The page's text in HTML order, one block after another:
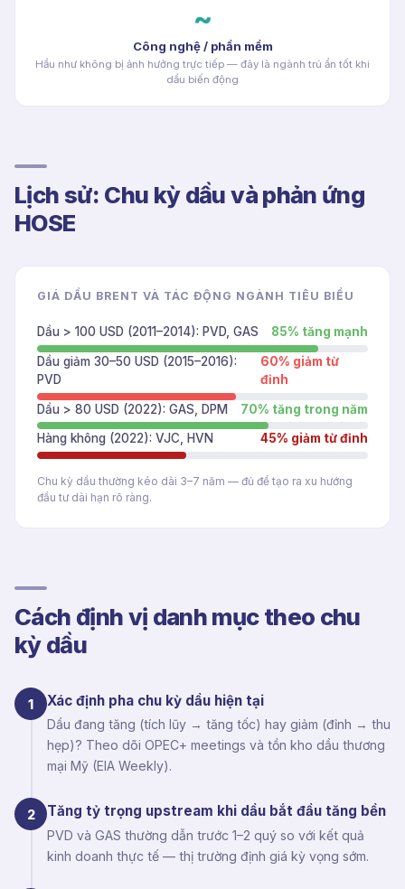
~
Công nghệ / phần mềm
Hầu như không bị ảnh hưởng trực tiếp — đây là ngành trú ẩn tốt khi
dầu biến động
Lịch sử: Chu kỳ dầu và phản ứng
HOSE
GIÁ DẦU BRENT VÀ TÁC ĐỘNG NGÀNH TIÊU BIỂU
Dầu > 100 USD (2011–2014): PVD, GAS 85% tăng mạnh
Dầu giảm 30–50 USD (2015–2016):
PVD
60% giảm từ
đỉnh
Dầu > 80 USD (2022): GAS, DPM 70% tăng trong năm
Hàng không (2022): VJC, HVN 45% giảm từ đỉnh
Chu kỳ dầu thường kéo dài 3–7 năm — đủ để tạo ra xu hướng
đầu tư dài hạn rõ ràng.
Cách định vị danh mục theo chu
kỳ dầu
1 Xác định pha chu kỳ dầu hiện tại
Dầu đang tăng (tích lũy → tăng tốc) hay giảm (đỉnh → thu
hẹp)? Theo dõi OPEC+ meetings và tồn kho dầu thương
mại Mỹ (EIA Weekly).
2 Tăng tỷ trọng upstream khi dầu bắt đầu tăng bền
PVD và GAS thường dẫn trước 1–2 quý so với kết quả
kinh doanh thực tế — thị trường định giá kỳ vọng sớm.